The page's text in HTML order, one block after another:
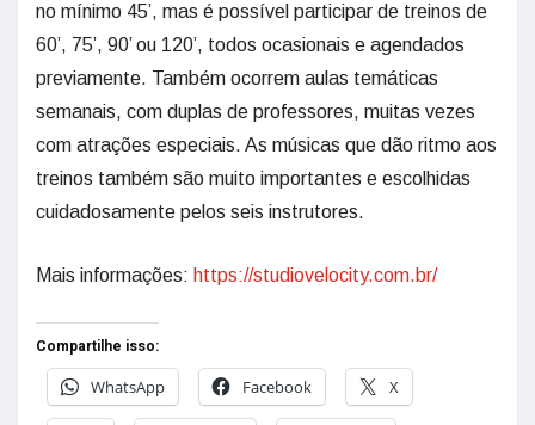
no mínimo 45’, mas é possível participar de treinos de
60’, 75’, 90’ ou 120’, todos ocasionais e agendados
previamente. Também ocorrem aulas temáticas
semanais, com duplas de professores, muitas vezes
com atrações especiais. As músicas que dão ritmo aos
treinos também são muito importantes e escolhidas
cuidadosamente pelos seis instrutores.
Mais informações: https://studiovelocity.com.br/
Compartilhe isso:
WhatsApp
Facebook X